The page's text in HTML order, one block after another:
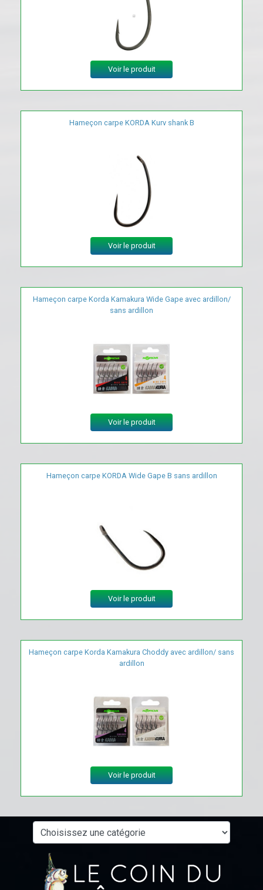
Voir le produit
Hameçon carpe KORDA Kurv shank B
Voir le produit
Hameçon carpe Korda Kamakura Wide Gape avec ardillon/
sans ardillon
Voir le produit
Hameçon carpe KORDA Wide Gape B sans ardillon
Voir le produit
Hameçon carpe Korda Kamakura Choddy avec ardillon/ sans
ardillon
Voir le produit